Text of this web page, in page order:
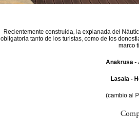
Recientemente construida, la explanada del
obligatoria tanto de los turistas, como de los
marco
Anakrusa -
Lasala -
(cambio al